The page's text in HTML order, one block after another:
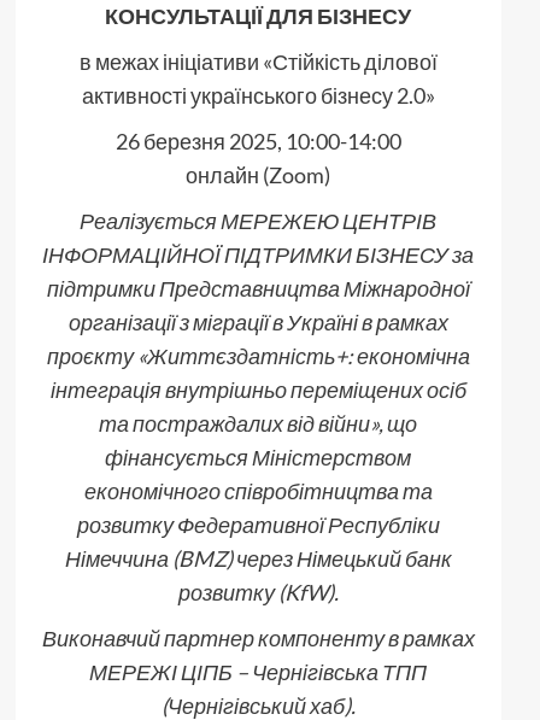
КОНСУЛЬТАЦІЇ ДЛЯ БІЗНЕСУ
в межах ініціативи «Стійкість ділової
активності українського бізнесу 2.0»
26 березня 2025, 10:00-14:00
онлайн (Zoom)
Реалізується МЕРЕЖЕЮ ЦЕНТРІВ
ІНФОРМАЦІЙНОЇ ПІДТРИМКИ БІЗНЕСУ за
підтримки Представництва Міжнародної
організації з міграції в Україні в рамках
проєкту «Життєздатність+: економічна
інтеграція внутрішньо переміщених осіб
та постраждалих від війни», що
фінансується Міністерством
економічного співробітництва та
розвитку Федеративної Республіки
Німеччина (BMZ) через Німецький банк
розвитку (KfW).
Виконавчий партнер компоненту в рамках
МЕРЕЖІ ЦІПБ – Чернігівська ТПП
(Чернігівський хаб).